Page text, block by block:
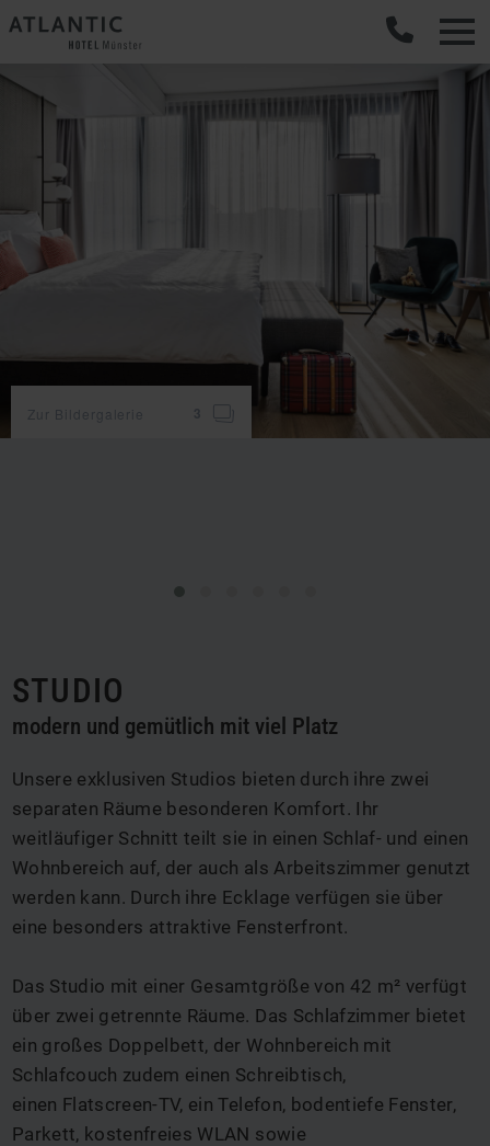
Zur Bildergalerie C
3
STUDIO
modern und gemütlich mit viel Platz
Unsere exklusiven Studios bieten durch ihre zwei
separaten Räume besonderen Komfort. Ihr
weitläufiger Schnitt teilt sie in einen Schlaf- und einen
Wohnbereich auf, der auch als Arbeitszimmer genutzt
werden kann. Durch ihre Ecklage verfügen sie über
eine besonders attraktive Fensterfront.
Das Studio mit einer Gesamtgröße von 42 m² verfügt
über zwei getrennte Räume. Das Schlafzimmer bietet
ein großes Doppelbett, der Wohnbereich mit
Schlafcouch zudem einen Schreibtisch,
einen Flatscreen-TV, ein Telefon, bodentiefe Fenster,
Parkett, kostenfreies WLAN sowie